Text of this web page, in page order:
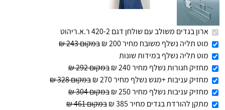
ארון בגדים משולב עם שולחן דגם 420-2 ר.א.ריהוט
מוט תליה נשלף משובח מחיר 200 ₪
במקום 243 ₪
מוט תליה נשלף במידות שונות
מחזיק חגורות נשלף מחיר 240 ₪
במקום 292 ₪
מחזיק עניבות +מגש נשלף מחיר 270 ₪
במקום 328 ₪
מחזיק עניבות נשלף מחיר 250 ₪
במקום 304 ₪
מתקן להורדת בגדים מחיר 385 ₪
במקום 461 ₪